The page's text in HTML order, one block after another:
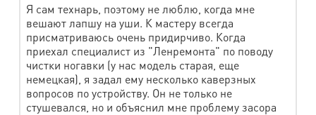
Салфетка стандартная 45х45 см
130 руб.
Салфетка нестандартная
Аксессуары, игрушки
Наименование работы
Стоимость
Я сам технарь, поэтому не люблю, когда мне
вешают лапшу на уши. К мастеру всегда
присматриваюсь очень придирчиво. Когда
приехал специалист из "Ленремонта" по поводу
чистки ногавки (у нас модель старая, еще
немецкая), я задал ему несколько каверзных
вопросов по устройству. Он не только не
стушевался, но и объяснил мне проблему засора